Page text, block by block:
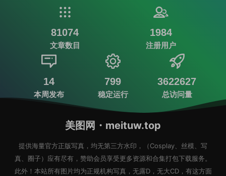
81074
文章数目
1984
注册用户
14
本周发布
799
稳定运行
3622627
总访问量
美图网・meituw.top
提供海量官方正版写真，均无第三方水印，（Cosplay、丝模、写
真、圈子）应有尽有，赞助会员享受更多资源和合集打包下载服务。
此外！本站所有图片均为正规机构写真，无露D，无大CD，有这方面